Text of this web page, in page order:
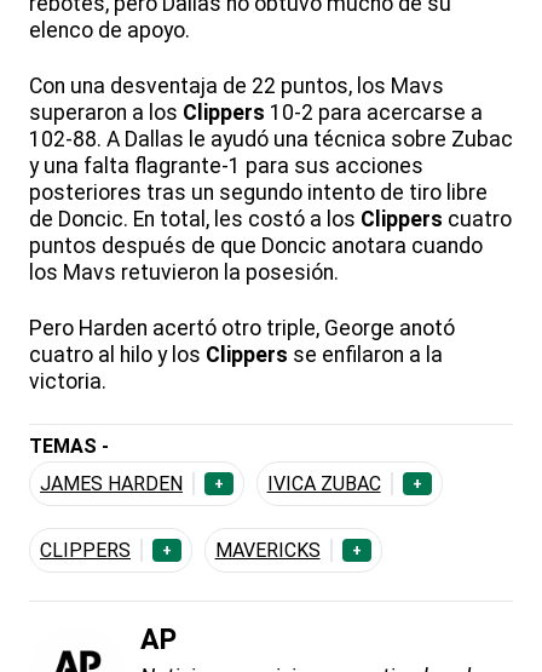
elenco de apoyo.
Con una desventaja de 22 puntos, los Mavs
superaron a los Clippers 10-2 para acercarse a
102-88. A Dallas le ayudó una técnica sobre Zubac
y una falta flagrante-1 para sus acciones
posteriores tras un segundo intento de tiro libre
de Doncic. En total, les costó a los Clippers cuatro
puntos después de que Doncic anotara cuando
los Mavs retuvieron la posesión.
Pero Harden acertó otro triple, George anotó
cuatro al hilo y los Clippers se enfilaron a la
victoria.
TEMAS -
JAMES HARDEN
+ IVICA ZUBAC +
CLIPPERS + MAVERICKS +
AP